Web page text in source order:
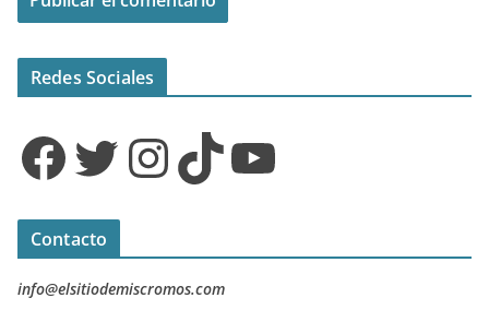
Redes Sociales
Facebook Twitter InstagramTikTok YouTube
Contacto
info@elsitiodemiscromos.com